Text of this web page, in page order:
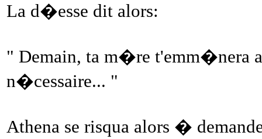
La d�esse dit alors:
" Demain, ta m�re t'emm�nera
n�cessaire... "
Athena se risqua alors �